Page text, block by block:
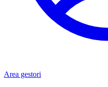
Area gestori